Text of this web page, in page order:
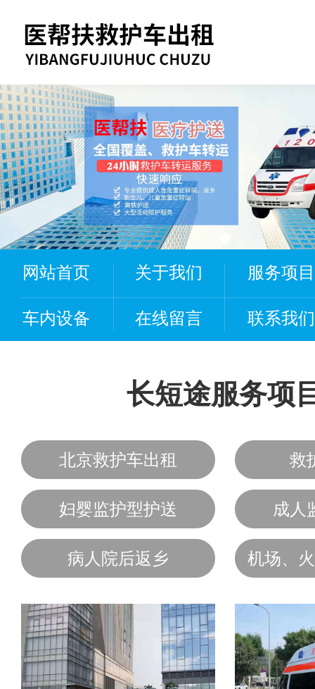
网站首页 关于我们 服务项目
车内设备 在线留言 联系我们
长短途服务项
北京救护车出租 救
妇婴监护型护送 成人
病人院后返乡 机场、